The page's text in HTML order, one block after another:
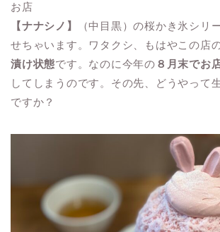
お店
【ナナシノ】
（中目黒）の桜かき氷シリ
せちゃいます。ワタクシ、もはやこの店
漬け状態です。なのに今年の ８月末でお
してしまうのです。その先、どうやって
ですか？